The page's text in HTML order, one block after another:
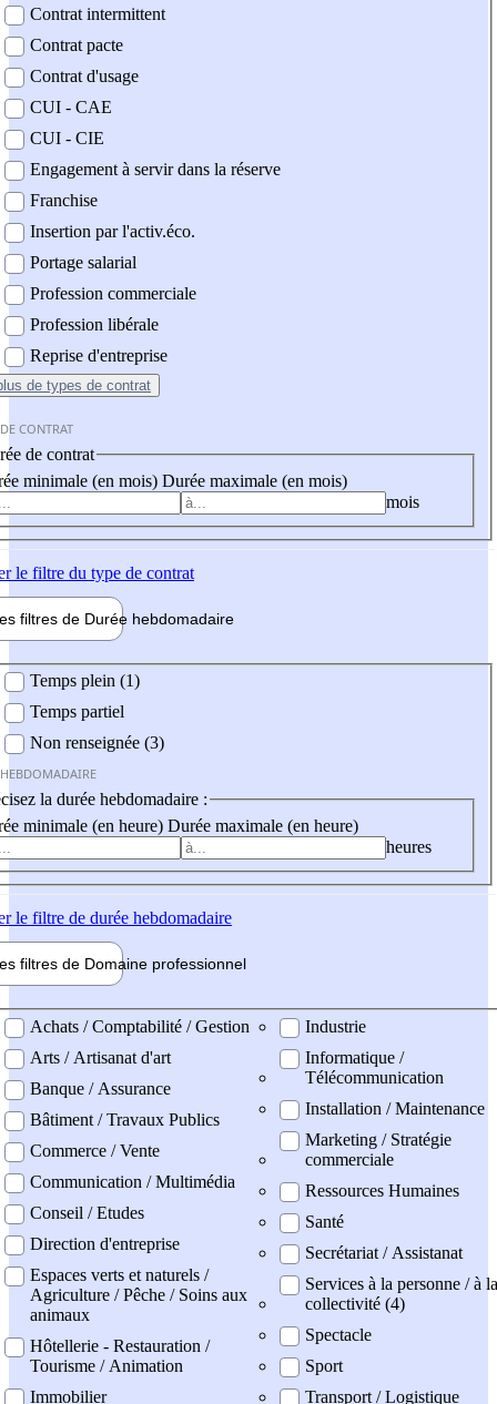
Contrat intermittent
Contrat pacte
Contrat d'usage
CUI - CAE
CUI - CIE
Engagement à servir dans la réserve
Franchise
Insertion par l'activ.éco.
Portage salarial
Profession commerciale
Profession libérale
Reprise d'entreprise
de types de contrat
CONTRAT
de contrat
minimale (en mois) Durée maximale (en mois)
mois
le filtre du type de contrat
filtres de Durée hebdomadaire
Temps plein (1)
Temps partiel
Non renseignée (3)
la durée hebdomadaire :
minimale (en heure) Durée maximale (en heure)
heures
le filtre de durée hebdomadaire
filtres de Domaine professionnel
professionel
Achats / Comptabilité / Gestion
Arts / Artisanat d'art
Banque / Assurance
Bâtiment / Travaux Publics
Commerce / Vente
Communication / Multimédia
Conseil / Etudes
Direction d'entreprise
Espaces verts et naturels /
Agriculture / Pêche / Soins aux
animaux
Hôtellerie - Restauration /
Tourisme / Animation
Immobilier
Industrie
Informatique /
Télécommunication
Installation / Maintenance
Marketing / Stratégie
commerciale
Ressources Humaines
Santé
Secrétariat / Assistanat
Services à la personne / à la
collectivité (4)
Spectacle
Sport
Transport / Logistique